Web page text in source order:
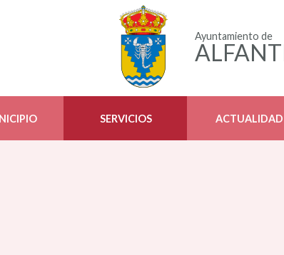
Ayuntamiento de
SERVICIOS ACTUALIDAD